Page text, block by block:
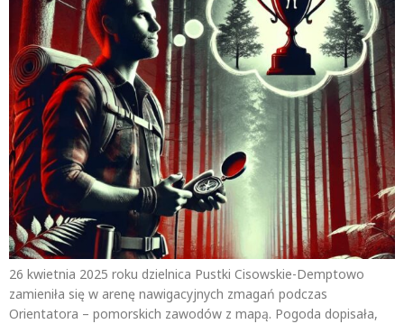
26 kwietnia 2025 roku dzielnica Pustki Cisowskie-Demptowo
zamieniła się w arenę nawigacyjnych zmagań podczas
Orientatora – pomorskich zawodów z mapą. Pogoda dopisała,